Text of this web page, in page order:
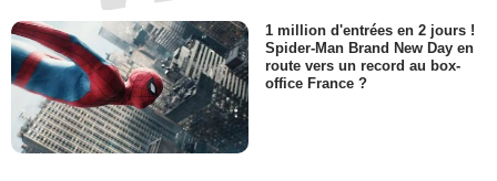
1 million d'entrées en 2 jours !
Spider-Man Brand New Day en
route vers un record au box-
office France ?